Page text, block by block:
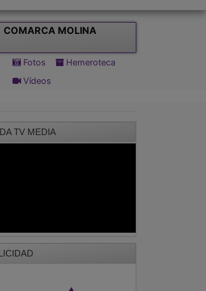
COMARCA MOLINA
Fotos
Hemeroteca
Vídeos
TV MEDIA